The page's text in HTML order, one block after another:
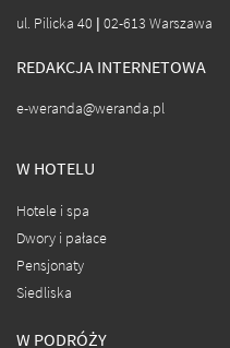
ul. Pilicka 40 | 02-613 Warszawa
REDAKCJA INTERNETOWA
e-weranda@weranda.pl
W HOTELU
Hotele i spa
Dwory i pałace
Pensjonaty
Siedliska
W PODRÓŻY